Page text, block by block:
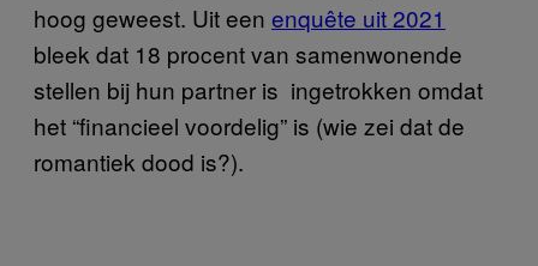
hoog geweest. Uit een enquête uit 2021
bleek dat 18 procent van samenwonende
stellen bij hun partner is ingetrokken omdat
het “financieel voordelig” is (wie zei dat de
romantiek dood is?).